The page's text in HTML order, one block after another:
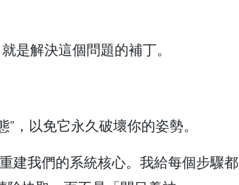
是解決這個問題的補丁。
，以免它永久破壞你的姿勢。
建我們的系統核心。我給每個步驟都